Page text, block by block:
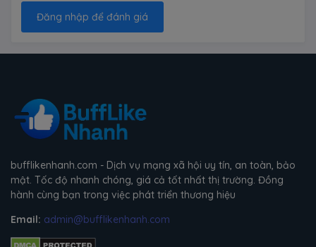
Đăng nhập để đánh giá
bufflikenhanh.com - Dịch vụ mạng xã hội uy tín, an toàn, bảo
mật. Tốc độ nhanh chóng, giá cả tốt nhất thị trường. Đồng
hành cùng bạn trong việc phát triển thương hiệu
Email: admin@bufflikenhanh.com